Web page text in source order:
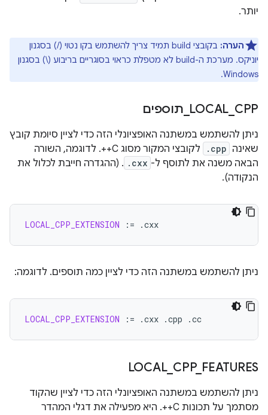
יותר.
הערה:
בקובצי build תמיד צריך להשתמש בקו נטוי (/) בסגנון
יוניקס. מערכת ה-build לא מטפלת כראוי בסוגריים בריבוע (‎\) בסגנון
Windows.
LOCAL CPP תוספים
ניתן להשתמש במשתנה האופציונלי הזה כדי לציין סיומת קובץ
שאינה .cpp
לקובצי המקור מסוג C++. לדוגמה, השורה
הבאה משנה את לתוסף ל- .cxx . (ההגדרה חייבת לכלול את
הנקודה).
LOCAL_CPP_EXTENSION :=
ניתן להשתמש במשתנה הזה כדי לציין כמה תוספים. לדוגמה:
LOCAL_CPP_EXTENSION := .cxx .cpp
LOCAL_ CPP_ FEATURES
ניתן להשתמש במשתנה האופציונלי הזה כדי לציין שהקוד
מסתמך על תכונות C++. היא מפעילה את דגלי המהדר